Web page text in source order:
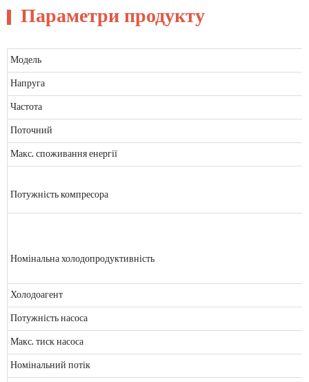
Параметри продукту
Модель
Напруга
Частота
Поточний
Макс. споживання енергії
Потужність компресора
Номінальна холодопродуктивність
Холодоагент
Потужність насоса
Макс. тиск насоса
Номінальний потік